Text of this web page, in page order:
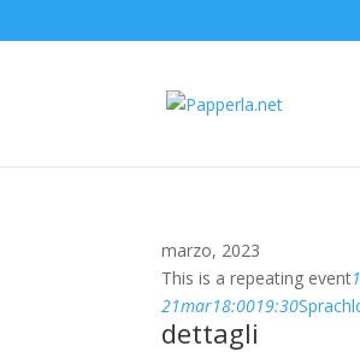
marzo, 2023
This is a repeating event
21mar18:0019:30
dettagli